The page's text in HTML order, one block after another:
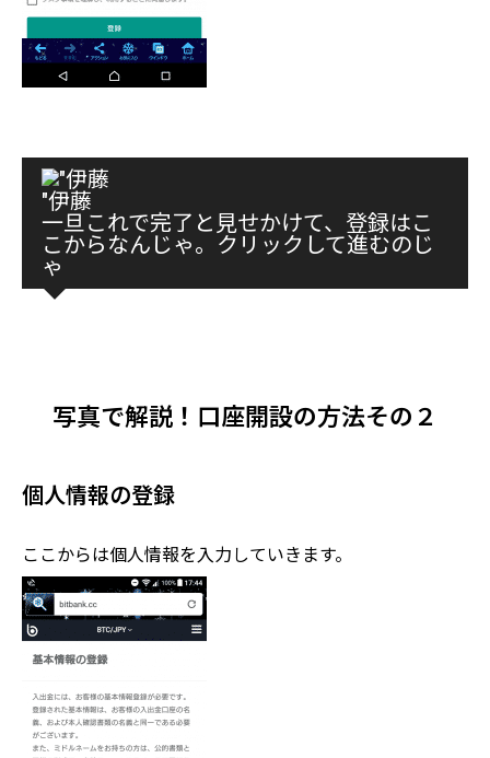
"伊藤
一旦これで完了と見せかけて、登録はこ
こからなんじゃ。クリックして進むのじ
ゃ
写真で解説！口座開設の方法その２
個人情報の登録
ここからは個人情報を入力していきます。